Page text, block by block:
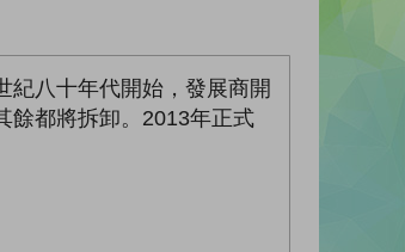
紀八十年代開始，發展商開
餘都將拆卸。2013年正式